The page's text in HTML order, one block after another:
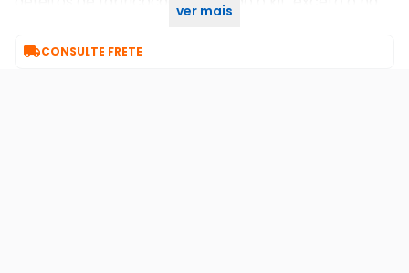
ver mais
CONSULTE FRETE